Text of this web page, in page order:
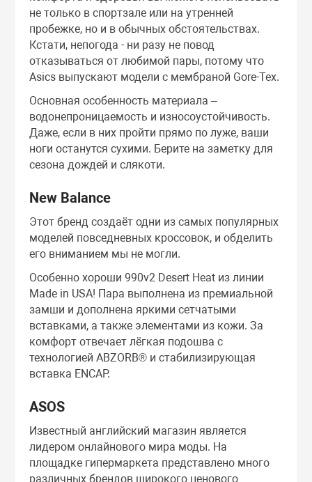
не только в спортзале или на утренней
пробежке, но и в обычных обстоятельствах.
Кстати, непогода - ни разу не повод
отказываться от любимой пары, потому что
Asics выпускают модели с мембраной Gore-Tex.
Основная особенность материала –
водонепроницаемость и износоустойчивость.
Даже, если в них пройти прямо по луже, ваши
ноги останутся сухими. Берите на заметку для
сезона дождей и слякоти.
New Balance
Этот бренд создаёт одни из самых популярных
моделей повседневных кроссовок, и обделить
его вниманием мы не могли.
Особенно хороши 990v2 Desert Heat из линии
Made in USA! Пара выполнена из премиальной
замши и дополнена яркими сетчатыми
вставками, а также элементами из кожи. За
комфорт отвечает лёгкая подошва с
технологией ABZORB® и стабилизирующая
вставка ENCAP.
ASOS
Известный английский магазин является
лидером онлайнового мира моды. На
площадке гипермаркета представлено много
различных брендов широкого ценового